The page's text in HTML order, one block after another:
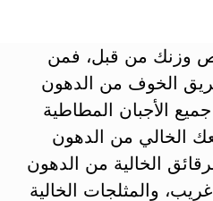
وزنك من قبل، فمن
الخوف من الدهون
الأجبان المطاطية
الخالي من الدهون
الخالية من الدهون
والمثلجات الخالية